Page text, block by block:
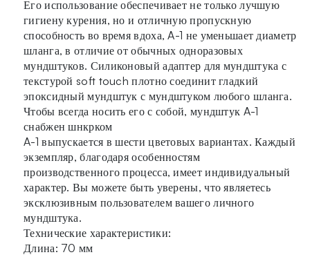
Его использование обеспечивает не только лучшую
гигиену курения, но и отличную пропускную
способность во время вдоха, A-1 не уменьшает диаметр
шланга, в отличие от обычных одноразовых
мундштуков. Силиконовый адаптер для мундштука с
текстурой soft touch плотно соединит гладкий
эпоксидный мундштук с мундштуком любого шланга.
Чтобы всегда носить его с собой, мундштук A-1
снабжен шнкрком
A-1 выпускается в шести цветовых вариантах. Каждый
экземпляр, благодаря особенностям
производственного процесса, имеет индивидуальный
характер. Вы можете быть уверены, что являетесь
эксклюзивным пользователем вашего личного
мундштука.
Технические характеристики:
Длина: 70 мм